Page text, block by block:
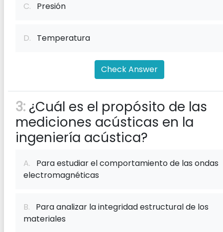
C. Presión
D. Temperatura
Check Answer
3: ¿Cuál es el propósito de las
mediciones acústicas en la
ingeniería acústica?
A. Para estudiar el comportamiento de las ondas
electromagnéticas
B. Para analizar la integridad estructural de los
materiales